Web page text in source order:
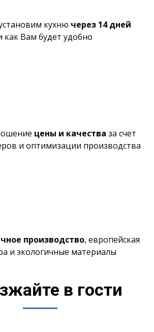
кухню через 14 дней
как Вам будет удобно
цены и качества за счет
и оптимизации производства
производство, европейская
и экологичные материалы
в гости